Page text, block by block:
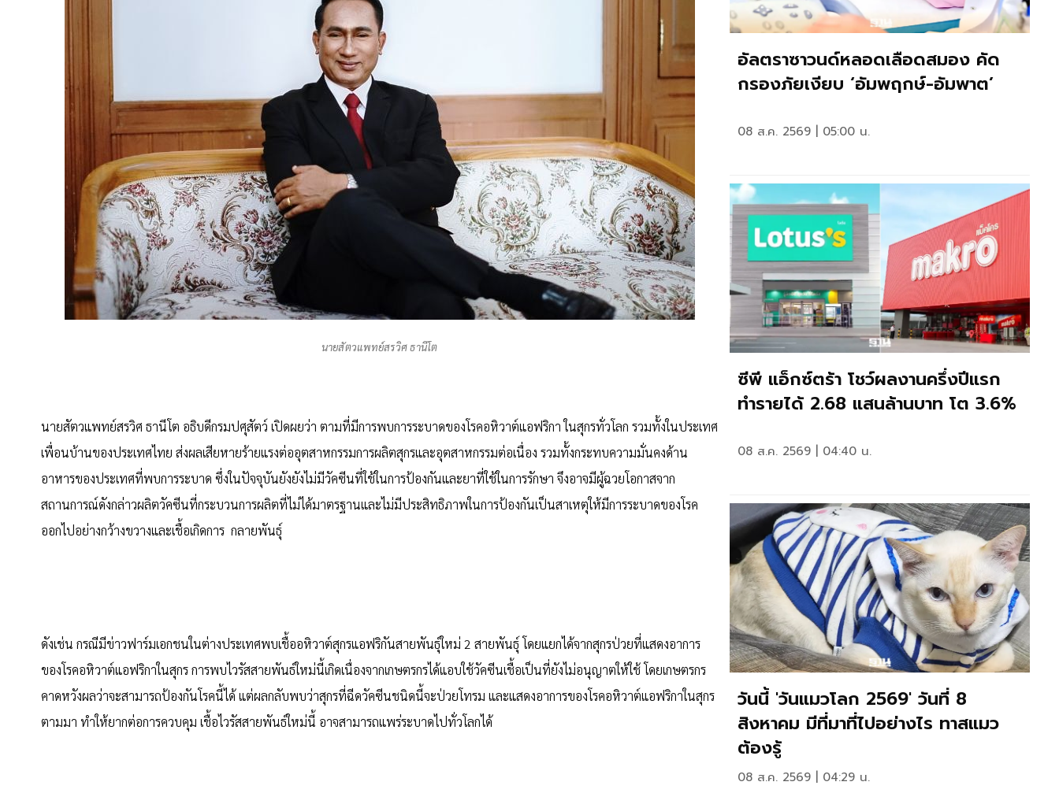
นายสัตวแพทย์สรวิศ ธานีโต
นายสัตวแพทย์สรวิศ ธานีโต อธิบดีกรมปศุสัตว์ เปิดผยว่า ตามที่มีการพบการระบาดของโรคอหิวาต์แอฟริกา ในสุกรทั่วโลก รวมทั้งในประเทศ
เพื่อนบ้านของประเทศไทย ส่งผลเสียหายร้ายแรงต่ออุตสาหกรรมการผลิตสุกรและอุตสาหกรรมต่อเนื่อง รวมทั้งกระทบความมั่นคงด้าน
อาหารของประเทศที่พบการระบาด ซึ่งในปัจจุบันยังยังไม่มีวัคซีนที่ใช้ในการป้องกันและยาที่ใช้ในการรักษา จึงอาจมีผู้ฉวยโอกาสจาก
สถานการณ์ดังกล่าวผลิตวัคซีนที่กระบวนการผลิตที่ไม่ได้มาตรฐานและไม่มีประสิทธิภาพในการป้องกันเป็นสาเหตุให้มีการระบาดของโรค
ออกไปอย่างกว้างขวางและเชื้อเกิดการ กลายพันธุ์
ดังเช่น กรณีมีข่าวฟาร์มเอกชนในต่างประเทศพบเชื้ออหิวาต์สุกรแอฟริกันสายพันธุ์ใหม่ 2 สายพันธุ์ โดยแยกได้จากสุกรป่วยที่แสดงอาการ
ของโรคอหิวาต์แอฟริกาในสุกร การพบไวรัสสายพันธ์ใหม่นี้เกิดเนื่องจากเกษตรกรได้แอบใช้วัคซีนเชื้อเป็นที่ยังไม่อนุญาตให้ใช้ โดยเกษตรกร
คาดหวังผลว่าจะสามารถป้องกันโรคนี้ได้ แต่ผลกลับพบว่าสุกรที่ฉีดวัคซีนชนิดนี้จะป่วยโทรม และแสดงอาการของโรคอหิวาต์แอฟริกาในสุกร
ตามมา ทำให้ยากต่อการควบคุม เชื้อไวรัสสายพันธ์ใหม่นี้ อาจสามารถแพร่ระบาดไปทั่วโลกได้
อัลตราซาวนด์หลอดเลือดสมอง คัด
กรองภัยเงียบ ‘อัมพฤกษ์-อัมพาต’
08 ส.ค. 2569 | 05:00 น.
ซีพี แอ็กซ์ตร้า โชว์ผลงานครึ่งปีแรก
ทำรายได้ 2.68 แสนล้านบาท โต 3.6%
08 ส.ค. 2569 | 04:40 น.
วันนี้ 'วันแมวโลก 2569' วันที่ 8
สิงหาคม มีที่มาที่ไปอย่างไร ทาสแมว
ต้องรู้
08 ส.ค. 2569 | 04:29 น.